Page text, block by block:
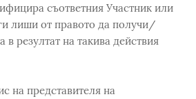
съответния Участник или
лиши от правото да получи/
в резултат на такива действия
на представителя на